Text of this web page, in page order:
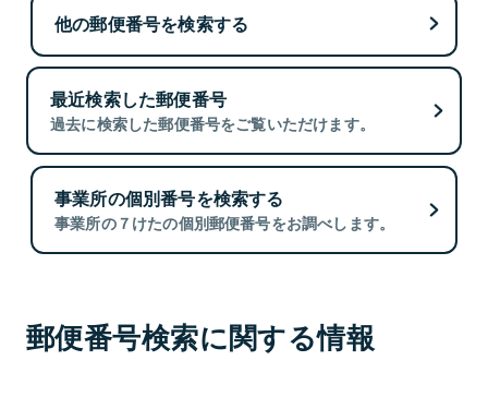
他の郵便番号を検索する
最近検索した郵便番号
過去に検索した郵便番号をご覧いただけます。
事業所の個別番号を検索する
事業所の７けたの個別郵便番号をお調べします。
郵便番号検索に関する情報